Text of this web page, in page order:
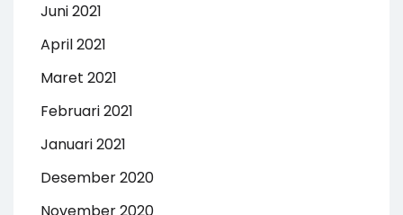
Juni 2021
April 2021
Maret 2021
Februari 2021
Januari 2021
Desember 2020